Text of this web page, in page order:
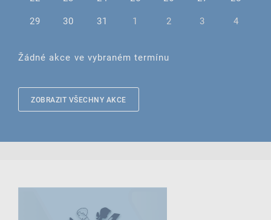
29
30 31 1 2 3 4
Žádné akce ve vybraném termínu
ZOBRAZIT VŠECHNY AKCE